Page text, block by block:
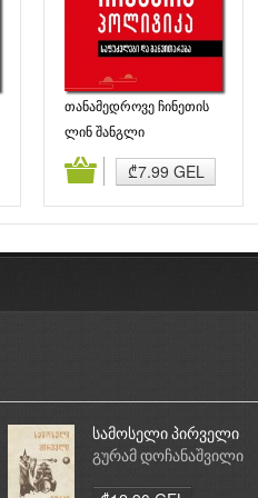
თანამედროვე ჩინეთის
პოლიტიკა
ლინ შანგლი
₾7.99 GEL
კალათაში დამატება
სამოსელი პირველი
გურამ დოჩანაშვილი